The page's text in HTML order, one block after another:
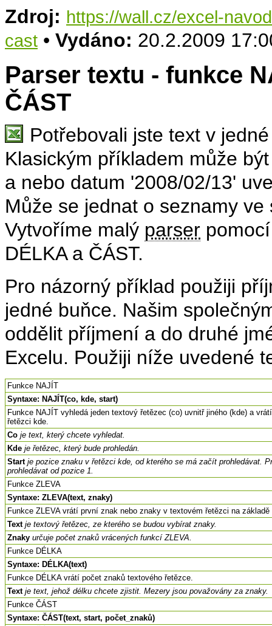
Zdroj: https://wall.cz/excel-
cast • Vydáno: 20.2.2009
Parser textu - funkce
ČÁST
Potřebovali jste text v
Klasickým příkladem může
a nebo datum '2008/02/13'
Může se jednat o seznamy
Vytvoříme malý parser
DÉLKA a ČÁST.
Pro názorný příklad použiji
jedné buňce. Našim
oddělit příjmení a do druhé
Excelu. Použiji níže uvedené
Funkce NAJÍT
Syntaxe: NAJÍT(co, kde, start)
Funkce NAJÍT vyhledá jeden textový řetězec (co) uvnitř jiného (kde) a
řetězci kde.
Co je text, který chcete vyhledat.
Kde je řetězec, který bude prohledán.
Start je pozice znaku v řetězci kde, od kterého se má začít prohledávat.
prohledávat od pozice 1.
Funkce ZLEVA
Syntaxe: ZLEVA(text, znaky)
Funkce ZLEVA vrátí první znak nebo znaky v textovém řetězci na
Text je textový řetězec, ze kterého se budou vybírat znaky.
Znaky určuje počet znaků vrácených funkcí ZLEVA.
Funkce DÉLKA
Syntaxe: DÉLKA(text)
Funkce DÉLKA vrátí počet znaků textového řetězce.
Text je text, jehož délku chcete zjistit. Mezery jsou považovány za znaky.
Funkce ČÁST
Syntaxe: ČÁST(text, start, počet_znaků)